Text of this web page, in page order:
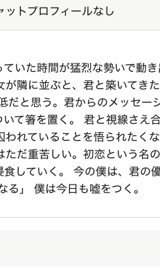
ットプロフィールなし
いた時間が猛烈な勢いで動
隣に並ぶと、君と築いてき
だと思う。君からのメッセー
て箸を置く。 君と視線さえ
れていることを悟られたく
だ重苦しい。初恋という名
していく。 今の僕は、君の
る」 僕は今日も嘘をつく。